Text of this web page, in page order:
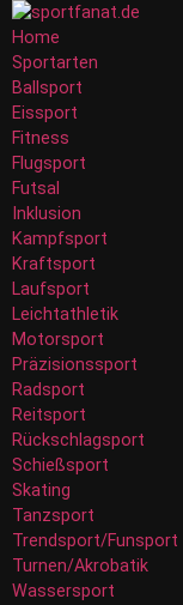
Home
Sportarten
Ballsport
Eissport
Fitness
Flugsport
Futsal
Inklusion
Kampfsport
Kraftsport
Laufsport
Leichtathletik
Motorsport
Präzisionssport
Radsport
Reitsport
Rückschlagsport
Schießsport
Skating
Tanzsport
Trendsport/Funsport
Turnen/Akrobatik
Wassersport